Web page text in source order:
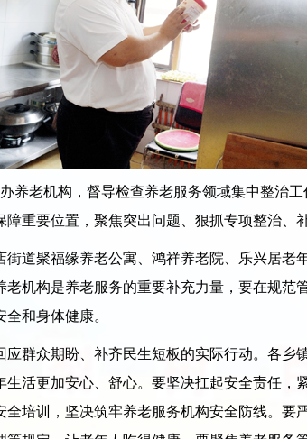
老机构，督导检查养老服务领域集中整治工
重要位置，聚焦突出问题、狠抓专项整治、
聚福缘养老公寓、鸿祥养老院、乐兴居老
机构是养老服务的重要补充力量，要在规
和身体健康。
众期盼、补齐民生短板的实际行动。各乡
活更加安心、舒心。要坚决扛起安全责任
培训，坚决筑牢养老服务机构安全防线。